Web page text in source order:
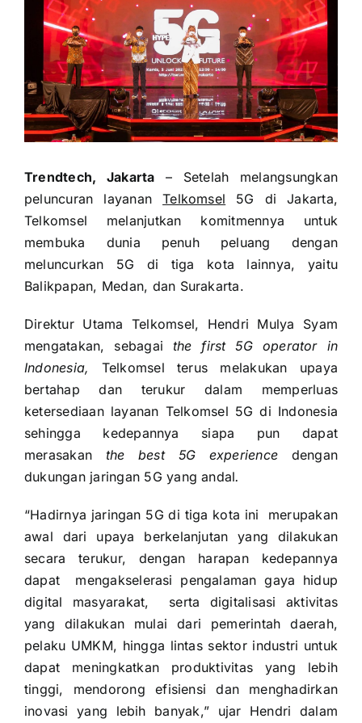
Trendtech, Jakarta – Setelah melangsungkan
peluncuran layananTelkomsel 5G di Jakarta,
Telkomsel melanjutkan komitmennya untuk
membuka dunia penuh peluang dengan
meluncurkan 5G di tiga kota lainnya, yaitu
Balikpapan, Medan, dan Surakarta.
Direktur Utama Telkomsel, Hendri Mulya Syam
mengatakan, sebagai the first 5G operator in
Indonesia, Telkomsel terus melakukan upaya
bertahap dan terukur dalam memperluas
ketersediaan layanan Telkomsel 5G di Indonesia
sehingga kedepannya siapa pun dapat
merasakan the best 5G experience dengan
dukungan jaringan 5G yang andal.
“Hadirnya jaringan 5G di tiga kota ini merupakan
awal dari upaya berkelanjutan yang dilakukan
secara terukur, dengan harapan kedepannya
dapat mengakselerasi pengalaman gaya hidup
digital masyarakat, serta digitalisasi aktivitas
yang dilakukan mulai dari pemerintah daerah,
pelaku UMKM, hingga lintas sektor industri untuk
dapat meningkatkan produktivitas yang lebih
tinggi, mendorong efisiensi dan menghadirkan
inovasi yang lebih banyak,” ujar Hendri dalam